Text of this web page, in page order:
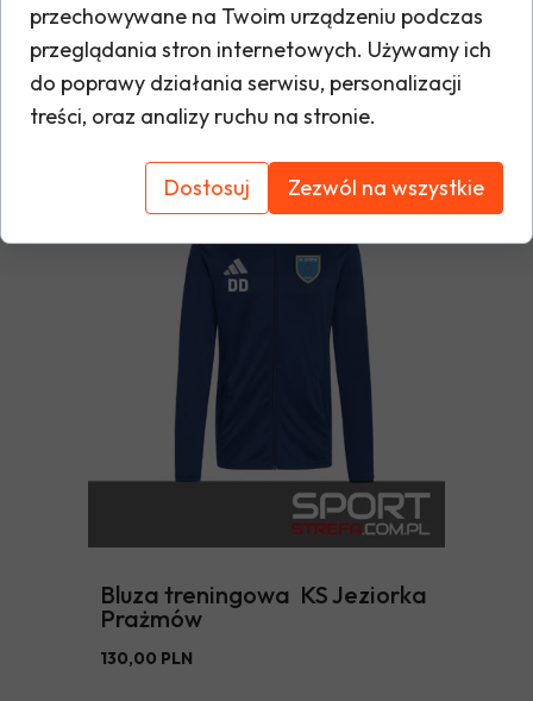
Bluza kibic II KS Jeziorka
Prażmów
100,00 PLN
Bluza treningowa KS Jeziorka
Prażmów
130,00 PLN
przechowywane na Twoim urządzeniu podczas
przeglądania stron internetowych. Używamy ich
do poprawy działania serwisu, personalizacji
treści, oraz analizy ruchu na stronie.
Dostosuj Zezwól na wszystkie